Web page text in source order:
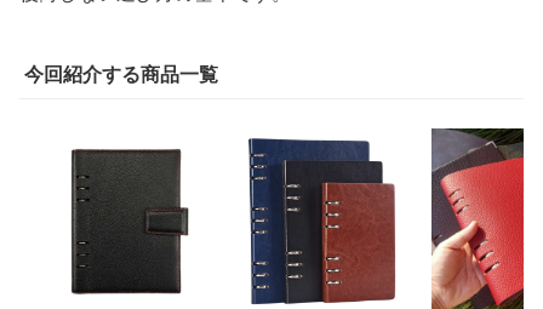
今回紹介する商品一覧